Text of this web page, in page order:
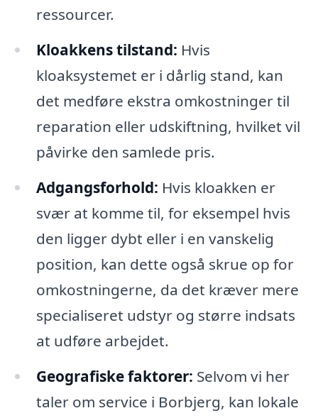
ressourcer.
Kloakkens tilstand: Hvis
kloaksystemet er i dårlig stand, kan
det medføre ekstra omkostninger til
reparation eller udskiftning, hvilket vil
påvirke den samlede pris.
Adgangsforhold: Hvis kloakken er
svær at komme til, for eksempel hvis
den ligger dybt eller i en vanskelig
position, kan dette også skrue op for
omkostningerne, da det kræver mere
specialiseret udstyr og større indsats
at udføre arbejdet.
Geografiske faktorer: Selvom vi her
taler om service i Borbjerg, kan lokale